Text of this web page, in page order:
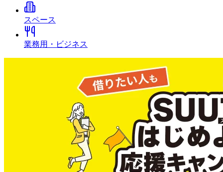
スペース
業務用・ビジネス